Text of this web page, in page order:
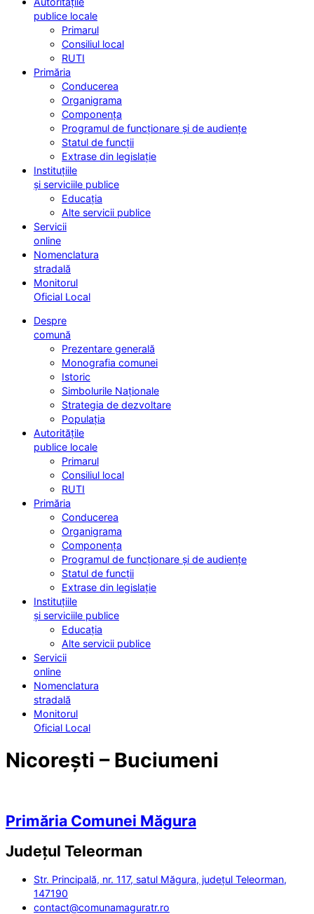
publice locale
Primarul
Consiliul local
RUTI
Primăria
Conducerea
Organigrama
Componența
Programul de funcționare și de audiențe
Statul de funcții
Extrase din legislație
Instituțiile
și serviciile publice
Educația
Alte servicii publice
Servicii
online
Nomenclatura
stradală
Monitorul
Oficial Local
Despre
comună
Prezentare generală
Monografia comunei
Istoric
Simbolurile Naționale
Strategia de dezvoltare
Populația
Autoritățile
publice locale
Primarul
Consiliul local
RUTI
Primăria
Conducerea
Organigrama
Componența
Programul de funcționare și de audiențe
Statul de funcții
Extrase din legislație
Instituțiile
și serviciile publice
Educația
Alte servicii publice
Servicii
online
Nomenclatura
stradală
Monitorul
Oficial Local
Nicorești – Buciumeni
Primăria Comunei Măgura
Județul Teleorman
Str. Principală, nr. 117, satul Măgura, județul Teleorman,
147190
contact@comunamaguratr.ro